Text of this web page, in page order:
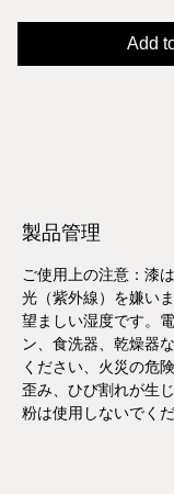
Add
製品管理
ご使用上の注意：漆
光（紫外線）を嫌い
望ましい湿度です。
ン、食洗器、乾燥器
ください、火災の危
歪み、ひび割れが生
粉は使用しないでくだ